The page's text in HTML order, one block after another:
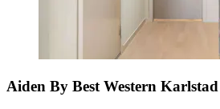
Aiden By Best Western